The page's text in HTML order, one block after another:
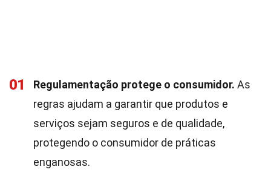
01 Regulamentação protege o consumidor. As
regras ajudam a garantir que produtos e
serviços sejam seguros e de qualidade,
protegendo o consumidor de práticas
enganosas.